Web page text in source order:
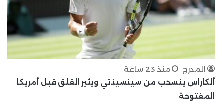
المدرج
منذ 23 ساعة
ألكاراس ينسحب من سينسيناتي ويثير القلق قبل أمريكا
المفتوحة